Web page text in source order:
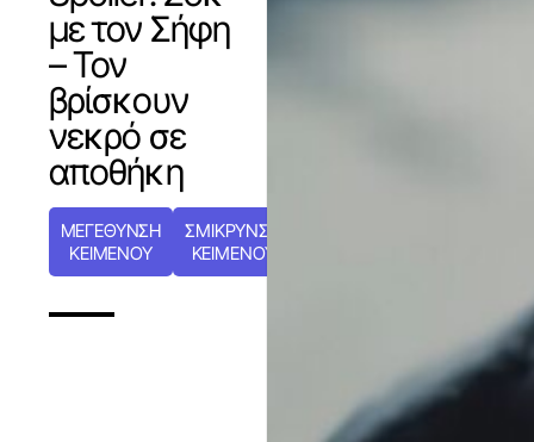
με τον Σήφη
– Τον
βρίσκουν
νεκρό σε
αποθήκη
ΜΕΓΕΘΥΝΣΗ
ΚΕΙΜΕΝΟΥ
ΣΜΙΚΡΥΝΣΗ
ΚΕΙΜΕΝΟΥ